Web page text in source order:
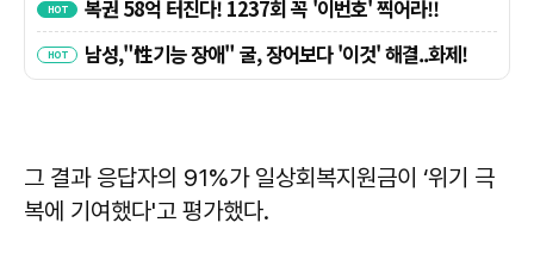
그 결과 응답자의 91%가 일상회복지원금이 ‘위기 극
복에 기여했다'고 평가했다.